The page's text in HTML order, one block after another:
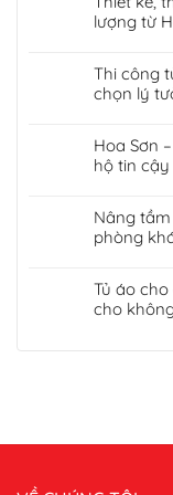
lượng từ
Thi công
chọn lý
Hoa Sơn
hộ tin cậy
Nâng
phòng
Tủ áo
cho